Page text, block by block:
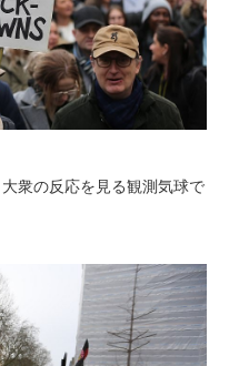
衆の反応を見る観測気球で